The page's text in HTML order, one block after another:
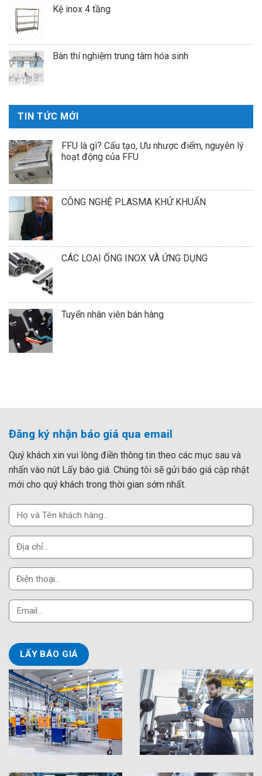
Kệ inox 4 tầng
Bàn thí nghiệm trung tâm hóa sinh
TIN TỨC MỚI
FFU là gì? Cấu tạo, Ưu nhược điểm, nguyên lý
hoạt động của FFU
CÔNG NGHỆ PLASMA KHỬ KHUẨN
CÁC LOẠI ỐNG INOX VÀ ỨNG DỤNG
Tuyển nhân viên bán hàng
Đăng ký nhận báo giá qua email
Quý khách xin vui lòng điền thông tin theo các mục sau và
nhấn vào nút Lấy báo giá. Chúng tôi sẽ gửi báo giá cập nhật
mới cho quý khách trong thời gian sớm nhất.